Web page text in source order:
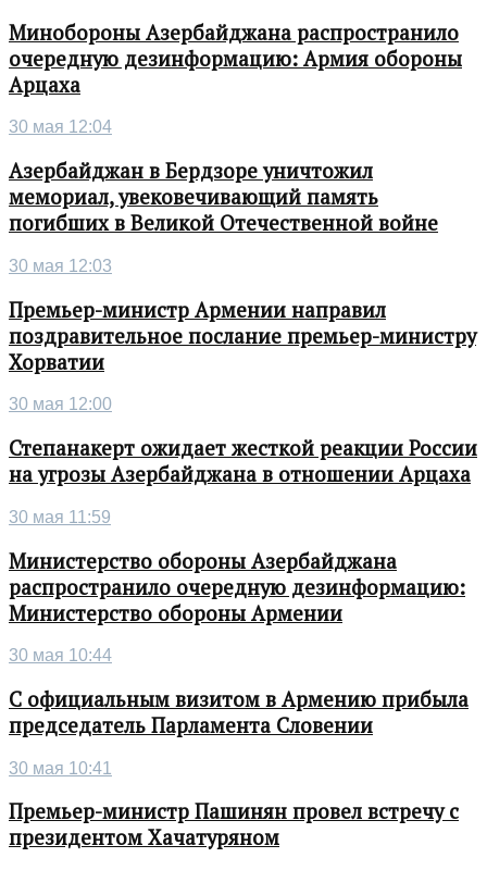
Минобороны Азербайджана распространило
очередную дезинформацию: Армия обороны
Арцаха
30 мая 12:04
Азербайджан в Бердзоре уничтожил
мемориал, увековечивающий память
погибших в Великой Отечественной войне
30 мая 12:03
Премьер-министр Армении направил
поздравительное послание премьер-министру
Хорватии
30 мая 12:00
Степанакерт ожидает жесткой реакции России
на угрозы Азербайджана в отношении Арцаха
30 мая 11:59
Министерство обороны Азербайджана
распространило очередную дезинформацию:
Министерство обороны Армении
30 мая 10:44
С официальным визитом в Армению прибыла
председатель Парламента Словении
30 мая 10:41
Премьер-министр Пашинян провел встречу с
президентом Хачатуряном